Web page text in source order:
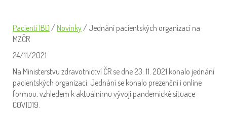
Pacienti IBD / Novinky/ Jednání pacientských organizací na
MZČR
24/11/2021
Na Ministerstvu zdravotnictví ČR se dne 23. 11. 2021 konalo jednání
pacientských organizací. Jednání se konalo prezenční i online
formou, vzhledem k aktuálnímu vývoji pandemické situace
COVID19.